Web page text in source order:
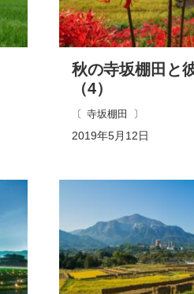
2019年5月12日
寺坂棚田
秋の寺坂棚田と
（4）